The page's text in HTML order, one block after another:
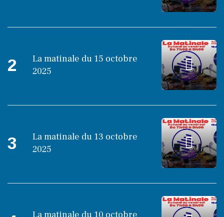
2
La matinale du 15 octobre
2025
3
La matinale du 13 octobre
2025